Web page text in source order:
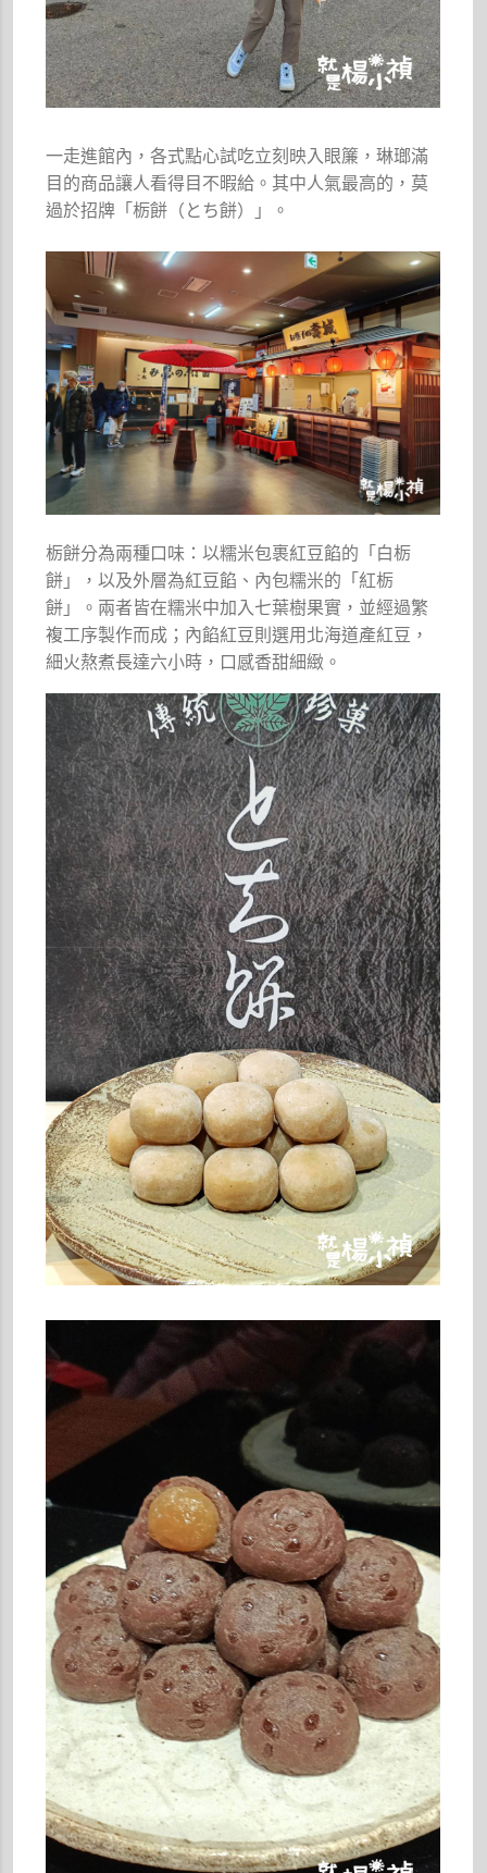
一走進館內，各式點心試吃立刻映入眼簾，琳瑯滿
目的商品讓人看得目不暇給。其中人氣最高的，莫
過於招牌「栃餅（とち餅）」。
栃餅分為兩種口味：以糯米包裹紅豆餡的「白栃
餅」，以及外層為紅豆餡、內包糯米的「紅栃
餅」。兩者皆在糯米中加入七葉樹果實，並經過繁
複工序製作而成；內餡紅豆則選用北海道產紅豆，
細火熬煮長達六小時，口感香甜細緻。